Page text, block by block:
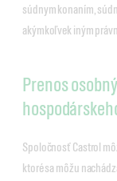
súdnym konaním,
akýmkoľvek iným
Prenos
Spoločnosť Castrol
ktoré sa môžu